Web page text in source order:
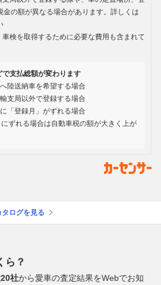
金の額が異なる場合があります。詳しくは
検を取得するために必要な費用も含まれて
で支払総額が変わります
陸送納車を希望する場合
支局以外で登録する場合
「登録月」がずれる場合
にずれる場合は自動車税の額が大きく上が
ログを見る
ら？
社から愛車の査定結果をWebでお知